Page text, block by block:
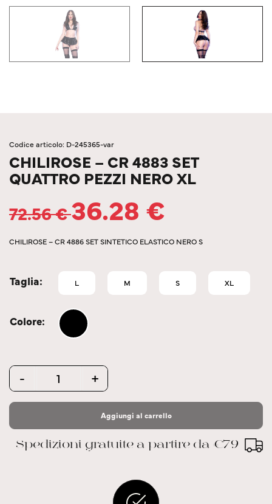
Codice articolo: D-245365-var
CHILIROSE – CR 4883 SET
QUATTRO PEZZI NERO XL
72.56€36.28 €
CHILIROSE – CR 4886 SET SINTETICO ELASTICO NERO S
Taglia L M S XL
Colore
Quantity
- +
Aggiungi al carrello
Spedizioni gratuite a partire da €79